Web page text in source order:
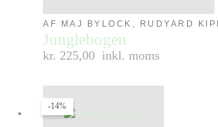
AF MAJ BYLOCK, RUDYARD
Junglebogen
kr. 225,00 inkl. moms
-14%